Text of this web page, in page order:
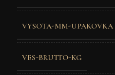
VYSOTA-MM-UPAKOVKA
VES-BRUTTO-KG